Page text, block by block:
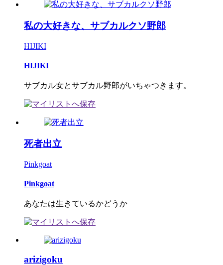
私の大好きな、サブカルクソ野郎
HIJIKI
HIJIKI
サブカル女とサブカル野郎がいちゃつきます。
死者出立
Pinkgoat
Pinkgoat
あなたは生きているかどうか
arizigoku